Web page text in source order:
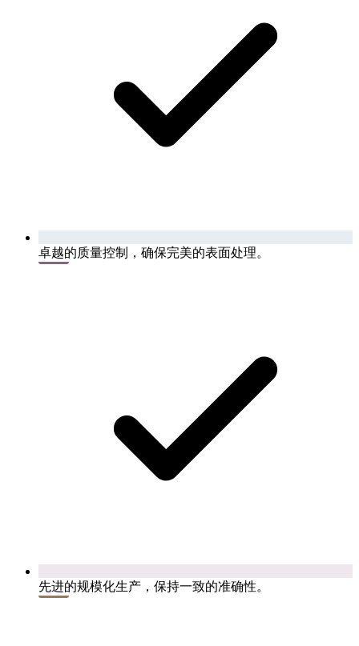
卓越的质量控制，确保完美的表面处理。
先进的规模化生产，保持一致的准确性。